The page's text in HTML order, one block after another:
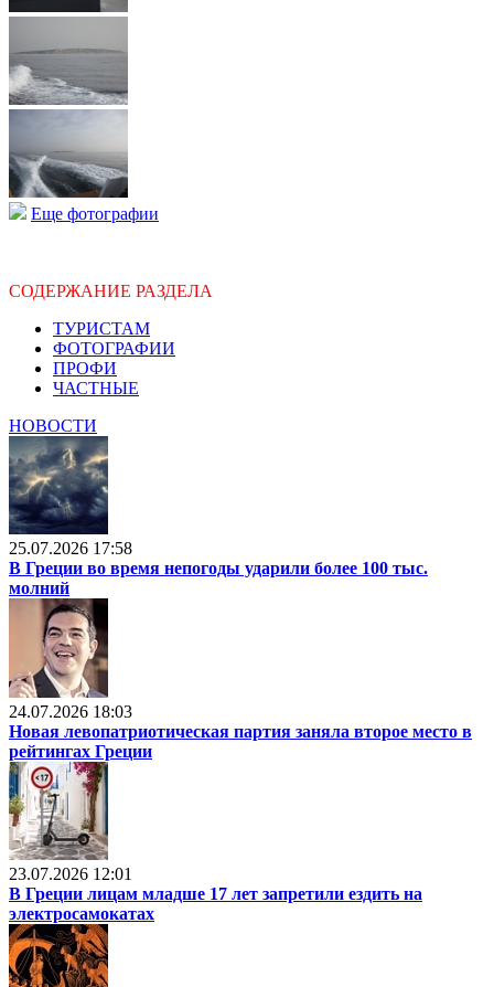
Еще фотографии
СОДЕРЖАНИЕ РАЗДЕЛА
ТУРИСТАМ
ФОТОГРАФИИ
ПРОФИ
ЧАСТНЫЕ
НОВОСТИ
25.07.2026 17:58
В Греции во время непогоды ударили более 100 тыс.
молний
24.07.2026 18:03
Новая левопатриотическая партия заняла второе место в
рейтингах Греции
23.07.2026 12:01
В Греции лицам младше 17 лет запретили ездить на
электросамокатах